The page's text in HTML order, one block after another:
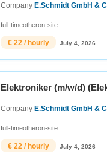
CompanyE.Schmidt GmbH &
full-timeotheron-site
€ 22 / hourly July 4, 2026
Elektroniker (m/w/d)
CompanyE.Schmidt GmbH &
full-timeotheron-site
€ 22 / hourly July 4, 2026